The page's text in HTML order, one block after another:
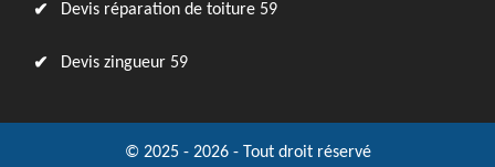
Devis réparation de toiture 59
Devis zingueur 59
© 2025 - 2026 - Tout droit réservé